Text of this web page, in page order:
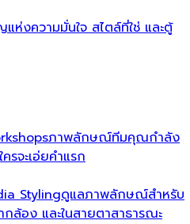
ห่งความมั่นใจ สไตล์ที่ใช่ และตู้
ภาพลักษณ์ทีมคุณกำลัง
รจะเอ่ยคำแรก
Stylingดูแลภาพลักษณ์สำหรับ
ล้อง และในสายตาสาธารณะ